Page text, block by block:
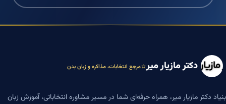
دکتر مازیار میر مرجع انتخابات، مذاکره و زبان بدن
بنیاد دکتر مازیار میر، همراه حرفه‌ای شما در مسیر مشاوره انتخاباتی، آموزش زبان